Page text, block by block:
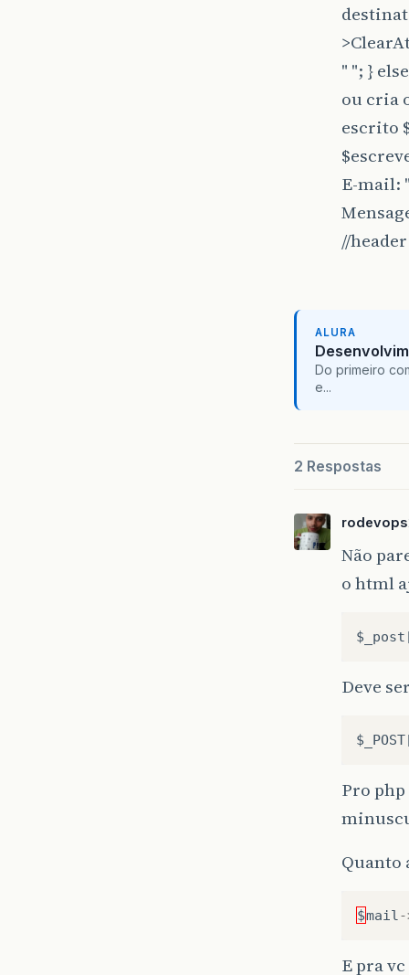
" "; }
ou cria
escrito
E-mail:
//
ALURA
Do primeiro
e...
2 Respostas
rodevops
Não
o html
Deve
Pro
Quanto
$mail -
E pra